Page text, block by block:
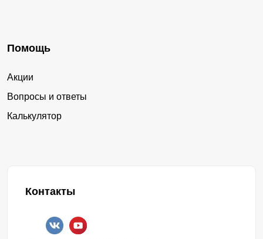
Помощь
Акции
Вопросы и ответы
Калькулятор
Контакты